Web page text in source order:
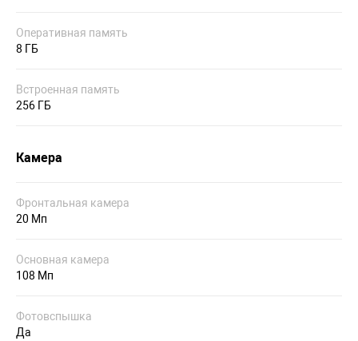
Оперативная память
8 ГБ
Встроенная память
256 ГБ
Камера
Фронтальная камера
20 Мп
Основная камера
108 Мп
Фотовспышка
Да